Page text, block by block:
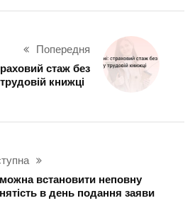
Попередня
стаж без
книжці
встановити неповну
в день подання заяви